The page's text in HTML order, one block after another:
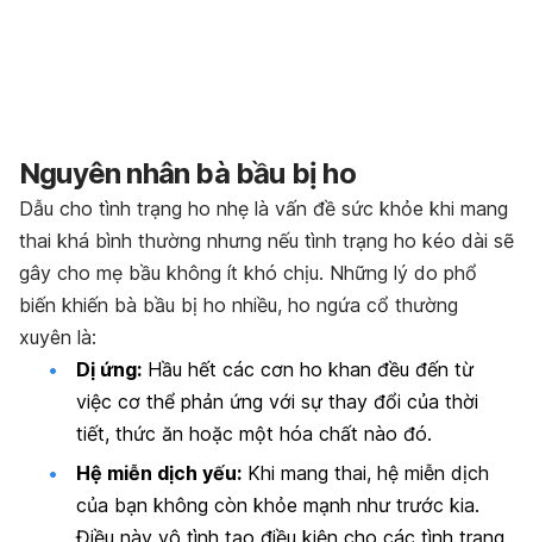
Nguyên nhân bà bầu bị ho
Dẫu cho tình trạng ho nhẹ là vấn đề sức khỏe khi mang
thai khá bình thường nhưng nếu tình trạng ho kéo dài sẽ
gây cho mẹ bầu không ít khó chịu. Những lý do phổ
biến khiến bà bầu bị ho nhiều, ho ngứa cổ thường
xuyên là:
Dị ứng: Hầu hết các cơn ho khan đều đến từ
việc cơ thể phản ứng với sự thay đổi của thời
tiết, thức ăn hoặc một hóa chất nào đó.
Hệ miễn dịch yếu: Khi mang thai, hệ miễn dịch
của bạn không còn khỏe mạnh như trước kia.